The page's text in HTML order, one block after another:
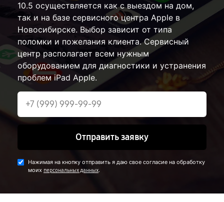
10.5 осуществляется как с выездом на дом,
так и на базе сервисного центра Apple в
Новосибирске. Выбор зависит от типа
поломки и пожелания клиента. Сервисный
центр располагает всем нужным
оборудованием для диагностики и устранения
проблем iPad Apple.
Отправить заявку
Нажимая на кнопку отправить я даю свое согласие на обработку
моих персональных данных.